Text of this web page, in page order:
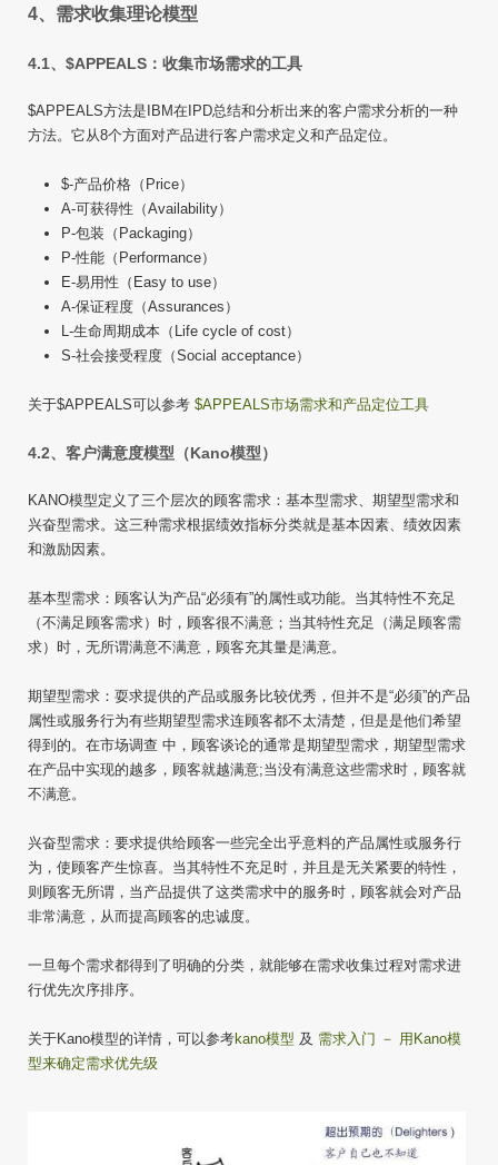
4、需求收集理论模型
4.1、$APPEALS ：收集市场需求的工具
$APPEALS方法是IBM在IPD总结和分析出来的客户需求分析的一种
方法。它从8个方面对产品进行客户需求定义和产品定位。
$-产品价格（Price）
A-可获得性（Availability）
P-包装（Packaging）
P-性能（Performance）
E-易用性（Easy to use）
A-保证程度（Assurances）
L-生命周期成本（Life cycle of cost）
S-社会接受程度（Social acceptance）
关于$APPEALS可以参考 $APPEALS市场需求和产品定位工具
4.2、客户满意度模型（Kano模型）
KANO模型定义了三个层次的顾客需求：基本型需求、期望型需求和
兴奋型需求。这三种需求根据绩效指标分类就是基本因素、绩效因素
和激励因素。
基本型需求：顾客认为产品“必须有”的属性或功能。当其特性不充足
（不满足顾客需求）时，顾客很不满意；当其特性充足（满足顾客需
求）时，无所谓满意不满意，顾客充其量是满意。
期望型需求：耍求提供的产品或服务比较优秀，但并不是“必须”的产品
属性或服务行为有些期望型需求连顾客都不太清楚，但是是他们希望
得到的。在市场调查 中，顾客谈论的通常是期望型需求，期望型需求
在产品中实现的越多，顾客就越满意;当没有满意这些需求时，顾客就
不满意。
兴奋型需求：要求提供给顾客一些完全出乎意料的产品属性或服务行
为，使顾客产生惊喜。当其特性不充足时，并且是无关紧要的特性，
则顾客无所谓，当产品提供了这类需求中的服务时，顾客就会对产品
非常满意，从而提高顾客的忠诚度。
一旦每个需求都得到了明确的分类，就能够在需求收集过程对需求进
行优先次序排序。
关于Kano模型的详情，可以参考kano模型 及 需求入门 － 用Kano模
型来确定需求优先级